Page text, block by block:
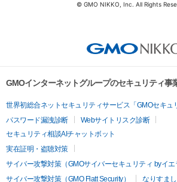
© GMO NIKKO, Inc. All Rights
GMOインターネットグループのセキュリティ事
世界初総合ネットセキュリティサービス「GMOセキュ
パスワード漏洩診断
Webサイトリスク診断
セキュリティ相談AIチャットボット
実在証明・盗聴対策
サイバー攻撃対策（GMOサイバーセキュリティ byイエ
サイバー攻撃対策（GMO Flatt Security）
なりすま